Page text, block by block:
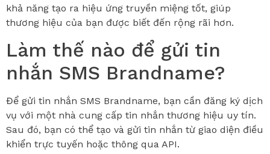
khả năng tạo ra hiệu ứng truyền miệng tốt, giúp
thương hiệu của bạn được biết đến rộng rãi hơn.
Làm thế nào để gửi tin
nhắn SMS Brandname?
Để gửi tin nhắn SMS Brandname, bạn cần đăng ký dịch
vụ với một nhà cung cấp tin nhắn thương hiệu uy tín.
Sau đó, bạn có thể tạo và gửi tin nhắn từ giao diện điều
khiển trực tuyến hoặc thông qua API.